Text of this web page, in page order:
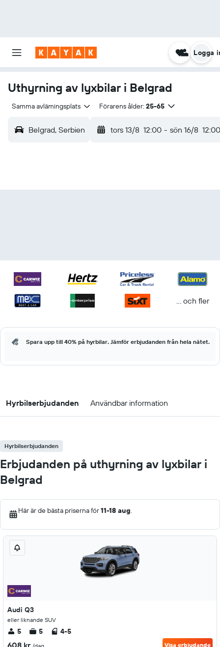
Logga
Uthyrning av lyxbilar i Belgrad
Samma avlämingsplats Förarens ålder: 25-65
Belgrad, Serbien tors 13/8 12:00 - sön 16/8 12:00
... och fler
Spara upp till 40% på hyrbilar. Jämför erbjudanden från hela nätet.
Hyrbilserbjudanden Användbar information
Hyrbilserbjudanden
Erbjudanden på uthyrning av lyxbilar i
Belgrad
Här är de bästa priserna för11-18 aug.
Audi Q3
eller liknande SUV
5 5 4-5
608 kr Visa erbjudande